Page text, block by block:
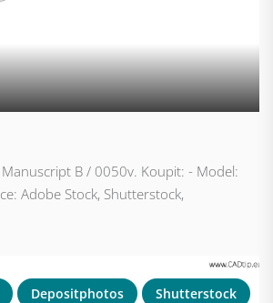
B / 0050v. Koupit: - Model:
Adobe Stock, Shutterstock,
Depositphotos Shutterstock